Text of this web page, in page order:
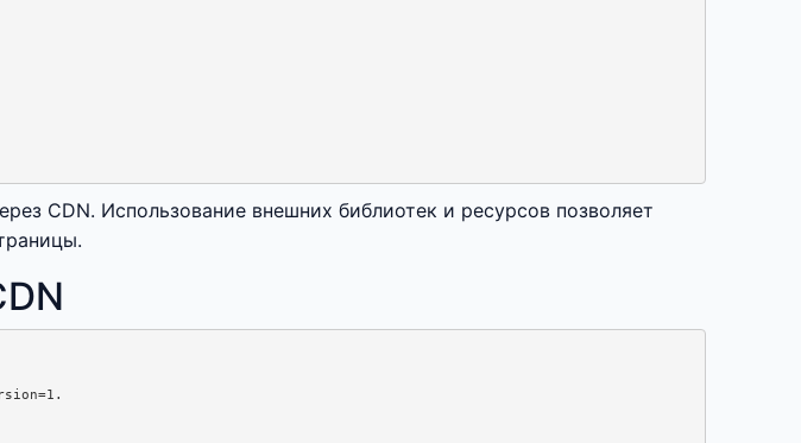
CDN. Использование внешних библиотек и ресурсов позволяет